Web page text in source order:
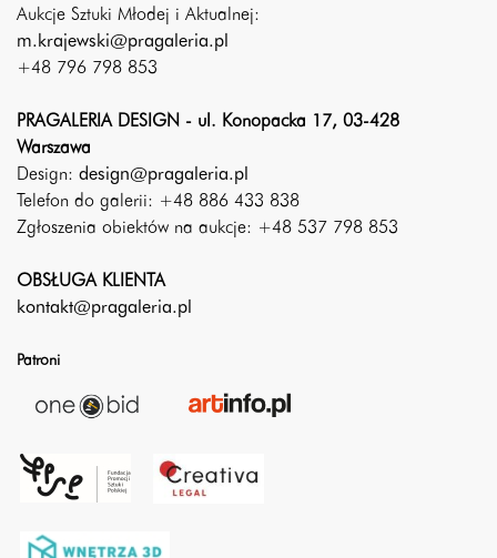
Aukcje Sztuki Młodej i Aktualnej:
m.krajewski@pragaleria.pl
+48 796 798 853
PRAGALERIA DESIGN - ul. Konopacka 17, 03-428
Warszawa
Design: design@pragaleria.pl
Telefon do galerii: +48 886 433 838
Zgłoszenia obiektów na aukcje: +48 537 798 853
OBSŁUGA KLIENTA
kontakt@pragaleria.pl
Patroni